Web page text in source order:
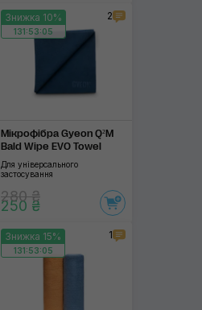
Знижка 10%
131:53:04
2
Мікрофібра Gyeon Q²M
Bald Wipe EVO Towel
Для універсального
застосування
280 ₴
250 ₴
Знижка 15%
131:53:04
1